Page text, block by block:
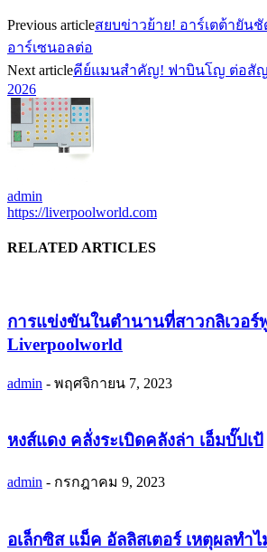
Previous articleสยบข่าวย้าย! อาร์เตต้ายัน
อาร์เซนอลต่อ
Next articleคีย์แมนสำคัญ! ฟาบินโญ ต่อสัญ
2026
admin
https://liverpoolworld.com
RELATED ARTICLES
การแข่งขันในตำนานที่สาวกลิเวอร์
Liverpoolworld
admin - พฤศจิกายน 7, 2023
หงส์แดง คลั่งระเบิดคลังล่า เอ็มบั๊ปเป้
admin - กรกฎาคม 9, 2023
อเล็กซิส แม็ค อัลลิสเตอร์ เหตุผลทำไ